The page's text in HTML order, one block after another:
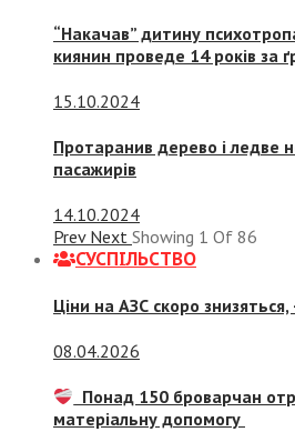
“Накачав” дитину
киянин проведе 14 років за
15.10.2024
Протаранив дерево і ледве
пасажирів
14.10.2024
Prev Next Showing 1 Of 86
СУСПIЛЬСТВО
Ціни на АЗС скоро знизяться,
08.04.2026
Понад 150 броварчан
матеріальну допомогу